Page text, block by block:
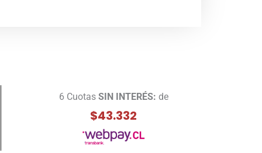
6 Cuotas SIN INTERÉS: de
$43.332